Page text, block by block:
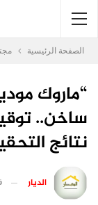
الصفحة الرئيسية
“ماروك
ساخن..
نتائج
الديار